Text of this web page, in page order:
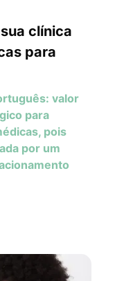
clínica
para
valor
para
pois
por um